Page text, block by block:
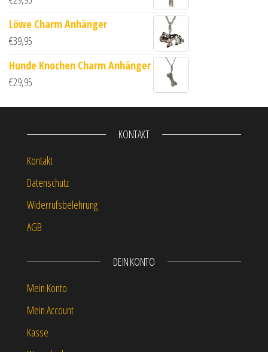
Löwe Charm Anhänger
€39,95
Hunde Knochen Charm Anhänger
€29,95
KONTAKT
Kontakt
Datenschutz
Widerrufsbelehrung
AGB
DEIN KONTO
Mein Konto
Mein Account
Kasse